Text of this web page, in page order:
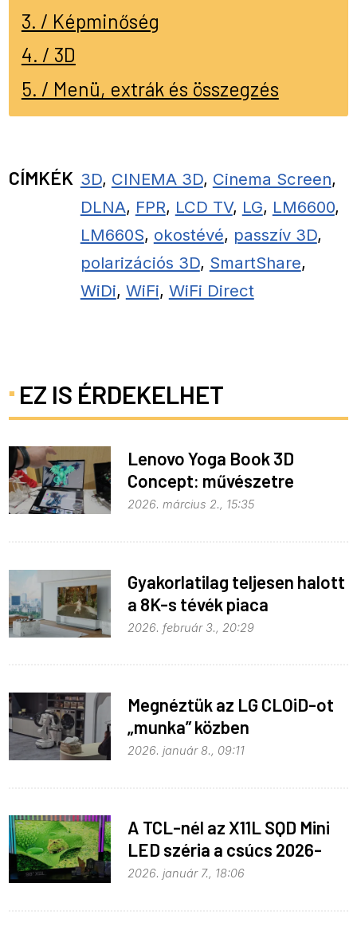
3. / Képminőség
4. / 3D
5. / Menü, extrák és összegzés
CÍMKÉK 3D, CINEMA 3D, Cinema Screen,
DLNA, FPR, LCD TV, LG, LM6600,
LM660S, okostévé, passzív 3D,
polarizációs 3D, SmartShare,
WiDi, WiFi, WiFi Direct
EZ IS ÉRDEKELHET
Lenovo Yoga Book 3D
Concept: művészetre
fejlesztve
2026. március 2., 15:35
Gyakorlatilag teljesen halott
a 8K-s tévék piaca
2026. február 3., 20:29
Megnéztük az LG CLOiD-ot
„munka” közben
2026. január 8., 09:11
A TCL-nél az X11L SQD Mini
LED széria a csúcs 2026-
ban
2026. január 7., 18:06